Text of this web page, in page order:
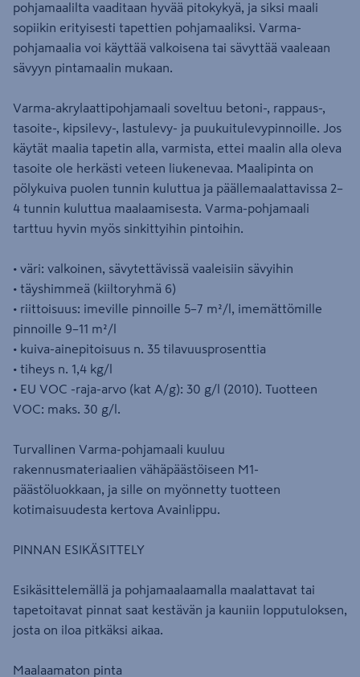
pohjamaalilta vaaditaan hyvää pitokykyä, ja siksi maali
sopiikin erityisesti tapettien pohjamaaliksi. Varma-
pohjamaalia voi käyttää valkoisena tai sävyttää vaaleaan
sävyyn pintamaalin mukaan.
Varma-akrylaattipohjamaali soveltuu betoni-, rappaus-,
tasoite-, kipsilevy-, lastulevy- ja puukuitulevypinnoille. Jos
käytät maalia tapetin alla, varmista, ettei maalin alla oleva
tasoite ole herkästi veteen liukenevaa. Maalipinta on
pölykuiva puolen tunnin kuluttua ja päällemaalattavissa 2–
4 tunnin kuluttua maalaamisesta. Varma-pohjamaali
tarttuu hyvin myös sinkittyihin pintoihin.
• väri: valkoinen, sävytettävissä vaaleisiin sävyihin
• täyshimmeä (kiiltoryhmä 6)
• riittoisuus: imeville pinnoille 5–7 m²/l, imemättömille
pinnoille 9–11 m²/l
• kuiva-ainepitoisuus n. 35 tilavuusprosenttia
• tiheys n. 1,4 kg/l
• EU VOC -raja-arvo (kat A/g): 30 g/l (2010). Tuotteen
VOC: maks. 30 g/l.
Turvallinen Varma-pohjamaali kuuluu
rakennusmateriaalien vähäpäästöiseen M1-
päästöluokkaan, ja sille on myönnetty tuotteen
kotimaisuudesta kertova Avainlippu.
PINNAN ESIKÄSITTELY
Esikäsittelemällä ja pohjamaalaamalla maalattavat tai
tapetoitavat pinnat saat kestävän ja kauniin lopputuloksen,
josta on iloa pitkäksi aikaa.
Maalaamaton pinta